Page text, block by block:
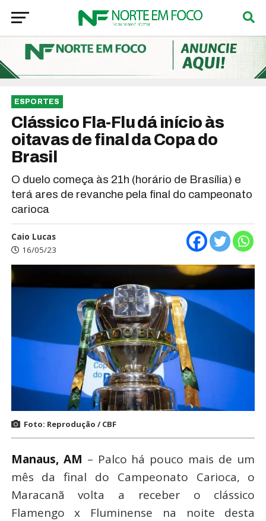
ESPORTES
Clássico Fla-Flu dá início às
oitavas de final da Copa do
Brasil
O duelo começa às 21h (horário de Brasília) e
terá ares de revanche pela final do campeonato
carioca
Caio Lucas
16/05/23
Foto: Reprodução / CBF
Manaus, AM – Palco há pouco mais de um
mês da final do Campeonato Carioca, o
Maracanã volta a receber o clássico
Flamengo x Fluminense na noite desta